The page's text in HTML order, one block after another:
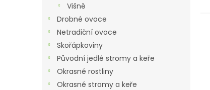
Višně
Drobné ovoce
Netradiční ovoce
Skořápkoviny
Původní jedlé stromy a keře
Okrasné rostliny
Okrasné stromy a keře